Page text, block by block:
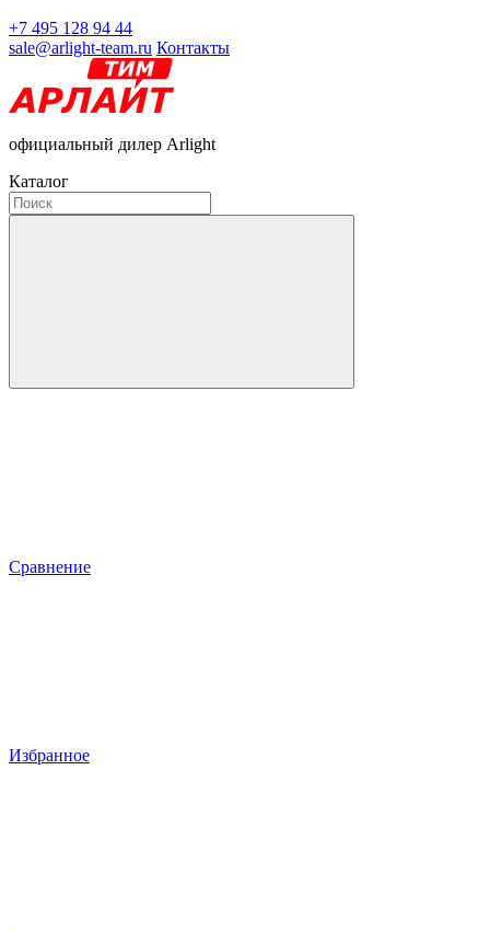
+7 495 128 94 44
sale@arlight-team.ru Контакты
официальный дилер Arlight
Каталог
Сравнение
Избранное